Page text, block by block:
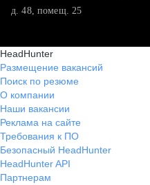
д. 48, помещ. 25
HeadHunter
Размещение вакансий
Поиск по резюме
О компании
Наши вакансии
Реклама на сайте
Требования к ПО
Безопасный HeadHunter
HeadHunter API
Партнерам